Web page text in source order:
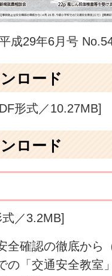
成29年6月号
ロード
形式／10.27MB]
ロード
／3.2MB]
全確認の徹底から
の「交通安全教室